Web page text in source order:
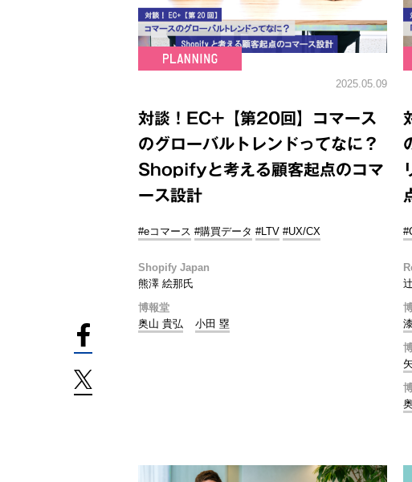
2025.05.09
対談！EC+【第20回】コマース
のグローバルトレンドってなに？
Shopifyと考える顧客起点のコマ
ース設計
#eコマース #購買データ #LTV #UX/CX
Shopify Japan
熊澤 絵那氏
博報堂
奥山 貴弘
小田 塁